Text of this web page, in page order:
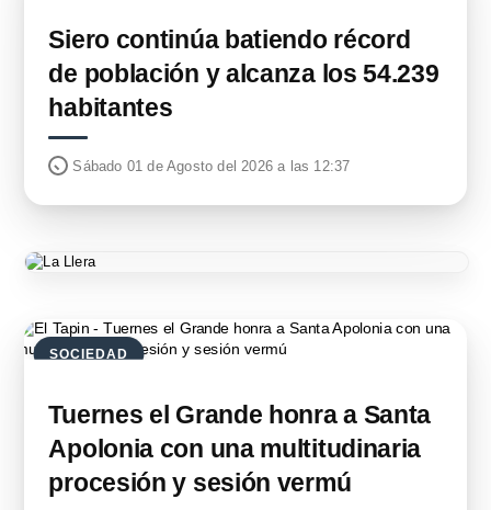
Siero continúa batiendo récord
de población y alcanza los 54.239
habitantes
Sábado 01 de Agosto del 2026 a las 12:37
SOCIEDAD
Tuernes el Grande honra a Santa
Apolonia con una multitudinaria
procesión y sesión vermú